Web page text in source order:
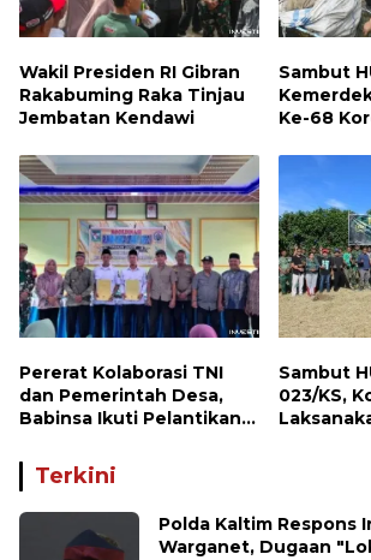
Wakil Presiden RI Gibran
Rakabuming Raka Tinjau
Jembatan Kendawi
Sambut
Ke-68
Pererat Kolaborasi TNI
dan Pemerintah Desa,
Babinsa Ikuti Pelantikan
Sambut
023/KS,
Terkini
Polda Kaltim Respons
Warganet, Dugaan